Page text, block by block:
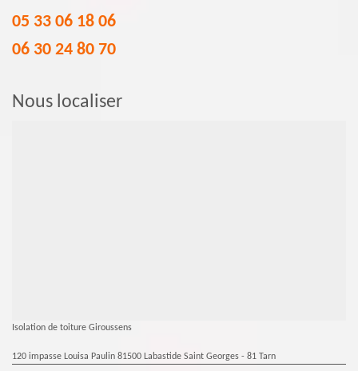
05 33 06 18 06
06 30 24 80 70
Nous localiser
Isolation de toiture Giroussens
120 impasse Louisa Paulin 81500 Labastide Saint Georges - 81 Tarn